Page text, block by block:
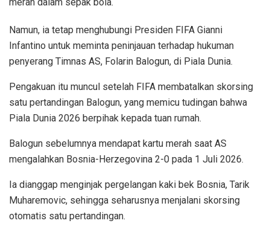
merah dalam sepak bola.
Namun, ia tetap menghubungi Presiden FIFA Gianni
Infantino untuk meminta peninjauan terhadap hukuman
penyerang Timnas AS, Folarin Balogun, di Piala Dunia.
Pengakuan itu muncul setelah FIFA membatalkan skorsing
satu pertandingan Balogun, yang memicu tudingan bahwa
Piala Dunia 2026 berpihak kepada tuan rumah.
Balogun sebelumnya mendapat kartu merah saat AS
mengalahkan Bosnia-Herzegovina 2-0 pada 1 Juli 2026.
Ia dianggap menginjak pergelangan kaki bek Bosnia, Tarik
Muharemovic, sehingga seharusnya menjalani skorsing
otomatis satu pertandingan.